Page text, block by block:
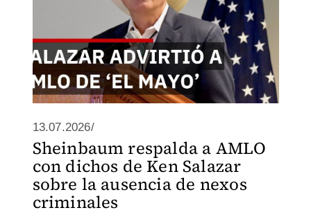
13.07.2026/
Sheinbaum respalda a AMLO
con dichos de Ken Salazar
sobre la ausencia de nexos
criminales